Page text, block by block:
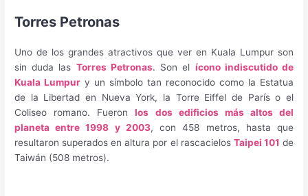
Torres Petronas
Uno de los grandes atractivos que ver en Kuala Lumpur son
sin duda las Torres Petronas. Son el ícono indiscutido de
Kuala Lumpur y un símbolo tan reconocido como la Estatua
de la Libertad en Nueva York, la Torre Eiffel de París o el
Coliseo romano. Fueronlos dos edificios más altos del
planeta entre 1998 y 2003, con 458 metros, hasta que
resultaron superados en altura por el rascacielos Taipei 101 de
Taiwán (508 metros).